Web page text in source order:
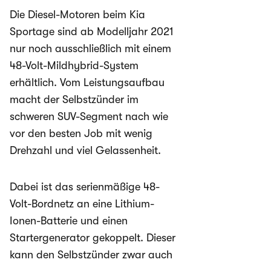
Die Diesel-Motoren beim Kia
Sportage sind ab Modelljahr 2021
nur noch ausschließlich mit einem
48-Volt-Mildhybrid-System
erhältlich. Vom Leistungsaufbau
macht der Selbstzünder im
schweren SUV-Segment nach wie
vor den besten Job mit wenig
Drehzahl und viel Gelassenheit.
Dabei ist das serienmäßige 48-
Volt-Bordnetz an eine Lithium-
Ionen-Batterie und einen
Startergenerator gekoppelt. Dieser
kann den Selbstzünder zwar auch